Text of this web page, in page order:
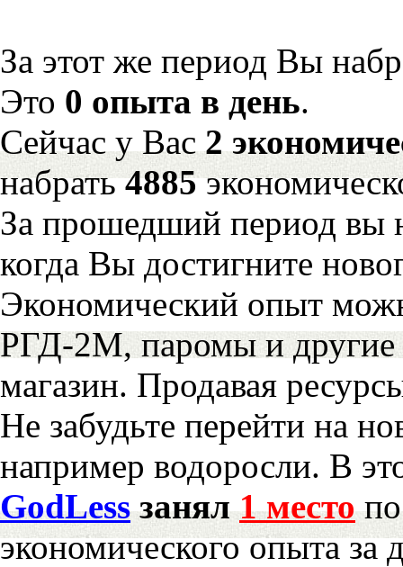
За этот же период Вы
Это 0 опыта в день.
Сейчас у Вас2
набрать4885
За прошедший период вы
когда Вы достигните
Экономический опыт
РГД-2М, паромы и другие
магазин. Продавая
Не забудьте перейти на
например водоросли. В
GodLessзанял1 местопо
экономического опыта за